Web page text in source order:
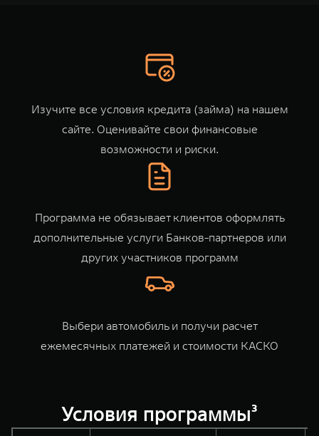
Расширяя границы комфорта
WEY 05
Эстетика
TANK Лизинг
TANK Страхование
Цифровые сервисы TANK
Изучите все условия кредита (займа) на нашем
сайте. Оценивайте свои финансовые
возможности и риски.
Программа не обязывает клиентов оформлять
дополнительные услуги Банков-партнеров или
других участников программ
Выбери автомобиль и получи расчет
ежемесячных платежей и стоимости КАСКО
Условия программы³